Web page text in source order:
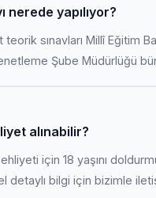
nerede yapılıyor?
sınavları Millî Eğitim
Şube Müdürlüğü
alınabilir?
ehliyeti için 18 yaşını
detaylı bilgi için bizimle